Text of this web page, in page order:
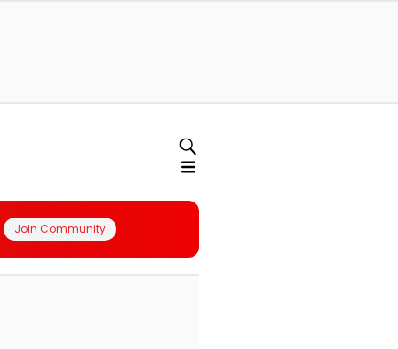
Join Community